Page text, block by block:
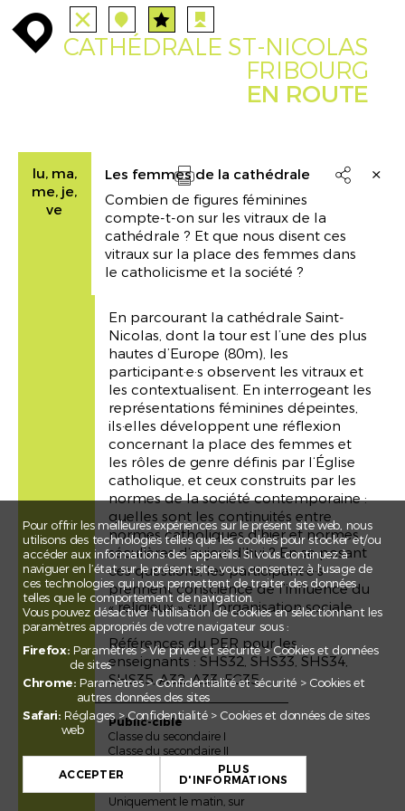
enroute enroute TOUTES STATIONS
route PARCOURS event EVENTS agenda FILTRE
+
close station angebote anreise
CATHÉDRALE ST-NICOLAS
FRIBOURG
EN ROUTE
lu, ma,
me, je,
ve
Les femmes de la cathédrale
Drucken

Combien de figures féminines
compte-t-on sur les vitraux de la
cathédrale ? Et que nous disent ces
vitraux sur la place des femmes dans
le catholicisme et la société ?
En parcourant la cathédrale Saint-
Nicolas, dont la tour est l’une des plus
hautes d’Europe (80m), les
participant·e·s observent les vitraux et
les contextualisent. En interrogeant les
représentations féminines dépeintes,
ils·elles développent une réflexion
concernant la place des femmes et
les rôles de genre définis par l‘Église
catholique, et ceux construits par les
normes de la société contemporaine :
quelles sont les continuités entre
normes catholiques d’hier et normes
séculières d’aujourd’hui ? En se posant
ces questions, les participant·e·s
prennent conscience de l’influence du
« religieux » sur l’organisation sociale.
Références du PER pour les
enseignants : SHS32, SHS33, SHS34,
SHS35, A32, A33, FG35.
Public-cible
Classe du secondaire I
Classe du secondaire II
Uniquement le matin, sur
Pour offrir les meilleures expériences sur le présent site web, nous
utilisons des technologies telles que les cookies pour stocker et/ou
accéder aux informations des appareils. Si vous continuez à
naviguer en l’état sur le présent site, vous consentez à l’usage de
ces technologies qui nous permettent de traiter des données
telles que le comportement de navigation.
Vous pouvez désactiver l'utilisation de cookies en sélectionnant les
paramètres appropriés de votre navigateur sous :
Firefox: Paramètres > Vie privée et sécurité > Cookies et données
de sites
Chrome: Paramètres > Confidentialité et sécurité > Cookies et
autres données des sites
Safari: Réglages > Confidentialité > Cookies et données de sites
web
ACCEPTER PLUS
D'INFORMATIONS